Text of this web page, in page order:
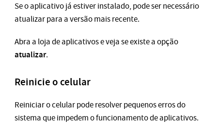
Se o aplicativo já estiver instalado, pode ser necessário
atualizar para a versão mais recente.
Abra a loja de aplicativos e veja se existe a opção
atualizar.
Reinicie o celular
Reiniciar o celular pode resolver pequenos erros do
sistema que impedem o funcionamento de aplicativos.